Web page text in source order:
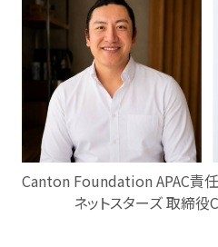
Canton Foundation APAC責任
ネットスターズ 取締役